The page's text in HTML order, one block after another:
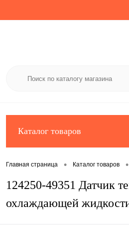
Каталог товаров
Главная страница • Каталог товаров •
124250-49351 Датчик
охлаждающей